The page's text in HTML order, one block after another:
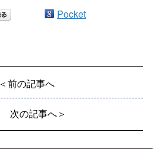
Pocket
＜前の記事へ
次の記事へ＞